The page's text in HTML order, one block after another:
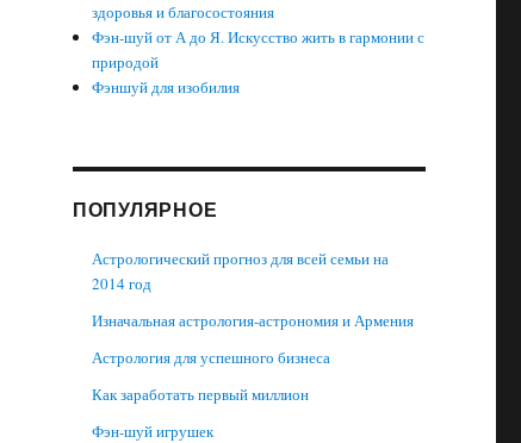
здоровья и благосостояния
Фэн-шуй от А до Я. Искусство жить в гармонии с
природой
Фэншуй для изобилия
ПОПУЛЯРНОЕ
Астрологический прогноз для всей семьи на
2014 год
Изначальная астрология-астрономия и Армения
Астрология для успешного бизнеса
Как заработать первый миллион
Фэн-шуй игрушек